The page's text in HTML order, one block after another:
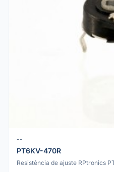
--
PT6KV-470R
Resistência de ajuste RPtronics